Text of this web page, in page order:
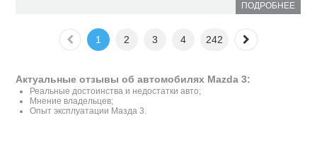
ПОДРОБНЕЕ
1 2 3 4 242
Актуальные отзывы об автомобилях Mazda 3:
Реальные достоинства и недостатки авто;
Мнение владельцев;
Опыт эксплуатации Мазда 3.